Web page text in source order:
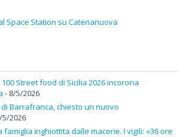
Space Station su Catenanuova
Street food di Sicilia 2026 incorona
- 8/5/2026
Barrafranca, chiesto un nuovo
5/2026
famiglia inghiottita dalle macerie. I vigili: «36 ore